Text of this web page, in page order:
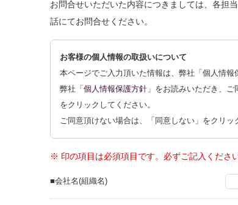
お問合せいただいた内容につきましては、各担
話にてお問合せください。
お客様の個人情報の取扱いについて
本ページでご入力頂いた情報は、弊社「個人情
弊社「 個人情報保護方針 」をお読みいただき、
をクリックしてください。
ご同意頂けない場合は、「同意しない」をクリッ
※ 印の項目は必須項目です。必ずご記入ください
■会社名(組織名)